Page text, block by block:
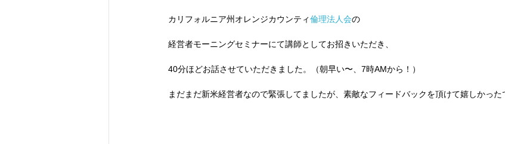
カリフォルニア州オレンジカウンティ倫理法人会の
経営者モーニングセミナーにて講師としてお招きいただき、
40分ほどお話させていただきました。（朝早い〜、7時AMから！）
まだまだ新米経営者なので緊張してましたが、素敵なフィードバックを頂けて嬉しかった